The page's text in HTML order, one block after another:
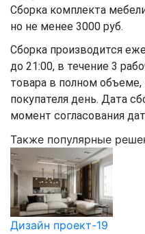
Сборка комплекта
но не менее 3000 руб.
Сборка производится
до 21:00, в течение 3
товара в полном
покупателя день. Дата
момент согласования
Также популярные
Дизайн проект-19